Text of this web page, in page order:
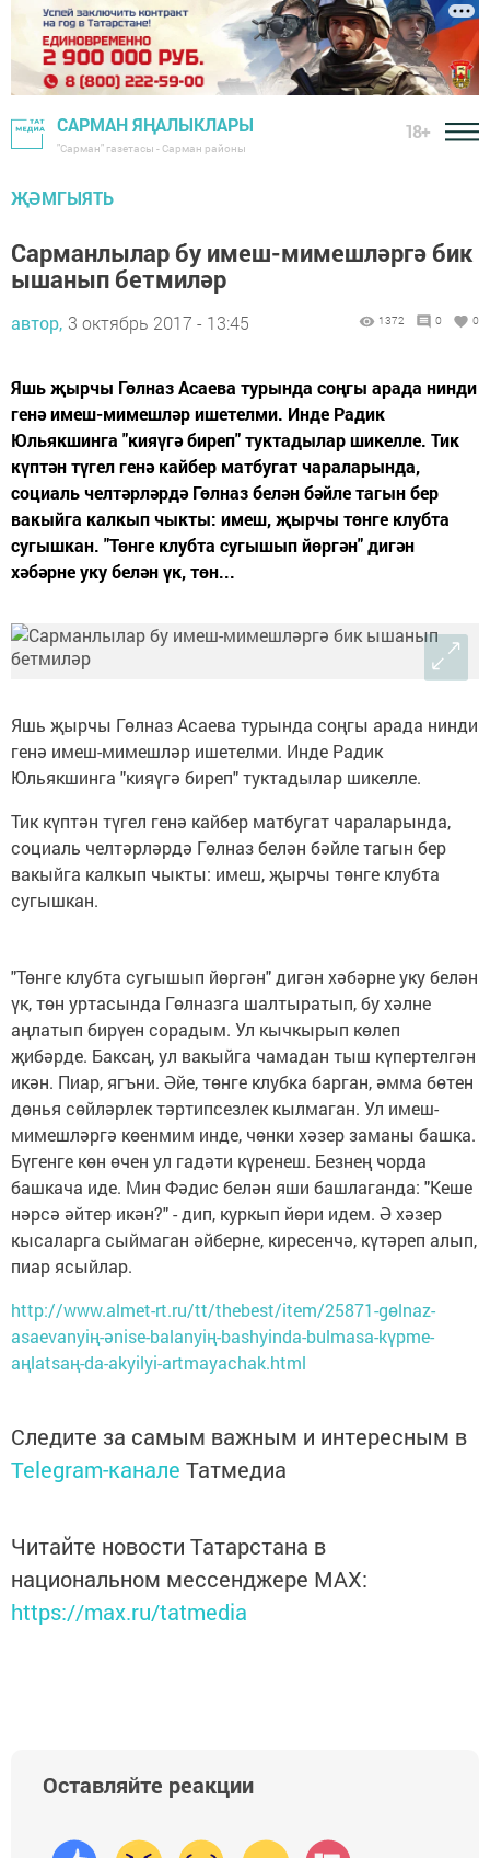
САРМАН ЯҢАЛЫКЛАРЫ
"Сарман" газетасы - Сарман районы
18+
ҖӘМГЫЯТЬ
Сарманлылар бу имеш-мимешләргә бик
ышанып бетмиләр
автор, 3 октябрь 2017 - 13:45 1372 0 0
Яшь җырчы Гөлназ Асаева турында соңгы арада нинди
генә имеш-мимешләр ишетелми. Инде Радик
Юльякшинга "кияүгә биреп" туктадылар шикелле. Тик
күптән түгел генә кайбер матбугат чараларында,
социаль челтәрләрдә Гөлназ белән бәйле тагын бер
вакыйга калкып чыкты: имеш, җырчы төнге клубта
сугышкан. "Төнге клубта сугышып йөргән" дигән
хәбәрне уку белән үк, төн...
Яшь җырчы Гөлназ Асаева турында соңгы арада нинди
генә имеш-мимешләр ишетелми. Инде Радик
Юльякшинга "кияүгә биреп" туктадылар шикелле.
Тик күптән түгел генә кайбер матбугат чараларында,
социаль челтәрләрдә Гөлназ белән бәйле тагын бер
вакыйга калкып чыкты: имеш, җырчы төнге клубта
сугышкан.
"Төнге клубта сугышып йөргән" дигән хәбәрне уку белән
үк, төн уртасында Гөлназга шалтыратып, бу хәлне
аңлатып бирүен сорадым. Ул кычкырып көлеп
җибәрде. Баксаң, ул вакыйга чамадан тыш күпертелгән
икән. Пиар, ягъни. Әйе, төнге клубка барган, әмма бөтен
дөнья сөйләрлек тәртипсезлек кылмаган. Ул имеш-
мимешләргә көенмим инде, чөнки хәзер заманы башка.
Бүгенге көн өчен ул гадәти күренеш. Безнең чорда
башкача иде. Мин Фәдис белән яши башлаганда: "Кеше
нәрсә әйтер икән?" - дип, куркып йөри идем. Ә хәзер
кысаларга сыймаган әйберне, киресенчә, күтәреп алып,
пиар ясыйлар.
http://www.almet-rt.ru/tt/thebest/item/25871-gөlnaz-
asaevanyiң-әnise-balanyiң-bashyinda-bulmasa-kүpme-
aңlatsaң-da-akyilyi-artmayachak.html
Следите за самым важным и интересным в
Telegram-канале Татмедиа
Читайте новости Татарстана в
национальном мессенджере MАХ:
https://max.ru/tatmedia
Оставляйте реакции